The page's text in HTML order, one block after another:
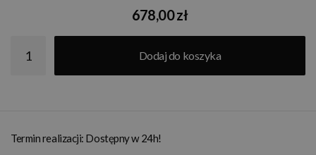
678,00 zł
Dodaj do koszyka
Termin realizacji: Dostępny w 24h!